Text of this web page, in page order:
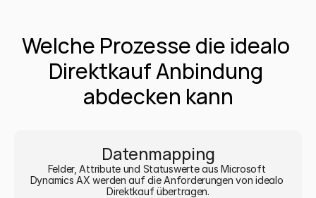
Welche Prozesse die idealo
Direktkauf Anbindung
abdecken kann
Datenmapping
Felder, Attribute und Statuswerte aus Microsoft
Dynamics AX werden auf die Anforderungen von idealo
Direktkauf übertragen.